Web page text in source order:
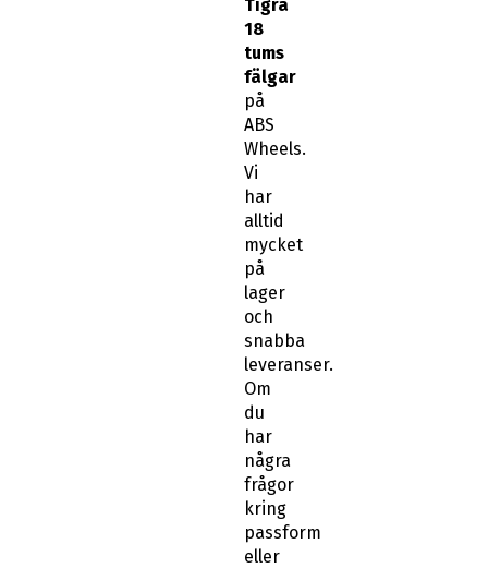
Tigra
18
tums
fälgar
på
ABS
Wheels.
Vi
har
alltid
mycket
på
lager
och
snabba
leveranser.
Om
du
har
några
frågor
kring
passform
eller